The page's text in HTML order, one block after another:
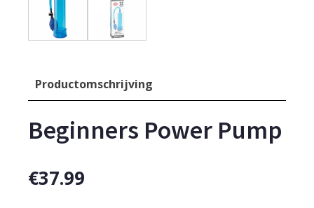
Productomschrijving
Beginners Power Pump
€37.99